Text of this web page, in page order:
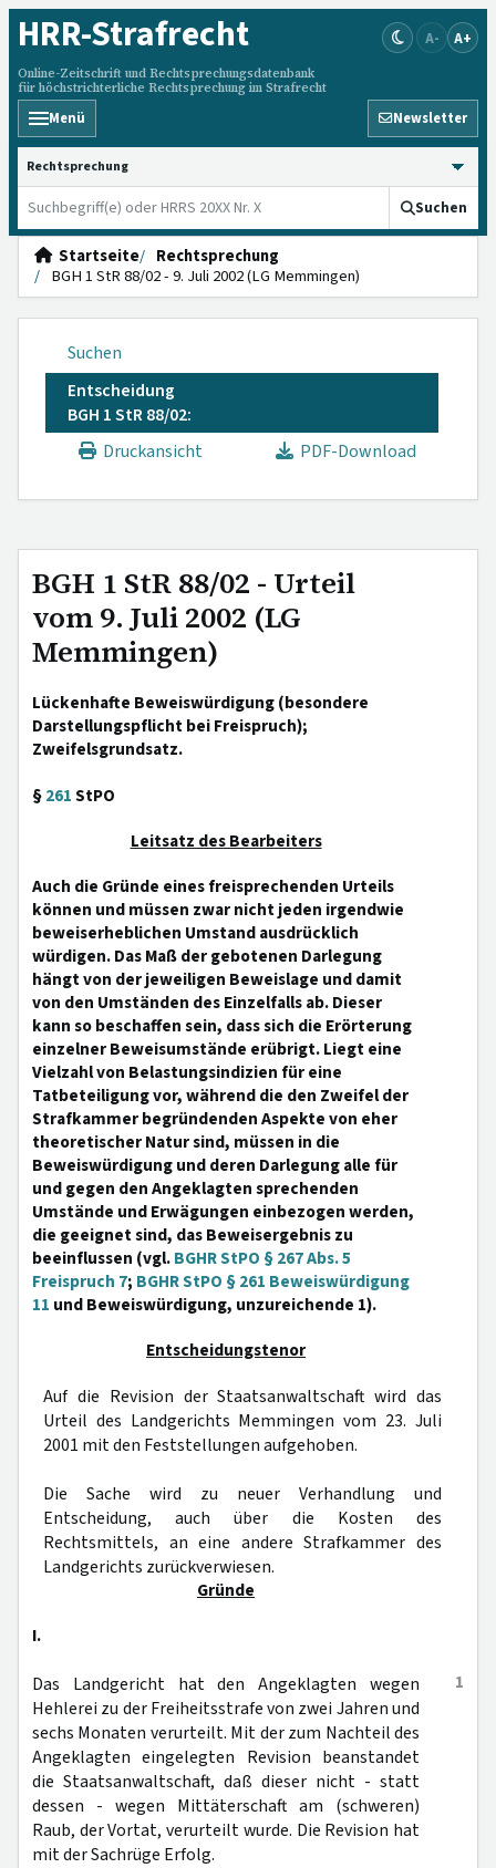
HRR-Strafrecht
Online-Zeitschrift und Rechtsprechungsdatenbank
für höchstrichterliche Rechtsprechung im Strafrecht
A- A+
Menü Newsletter
HRRS durchsuchen
Suchen
Startseite
Rechtsprechung
BGH 1 StR 88/02 - 9. Juli 2002 (LG Memmingen)
Suchen
Entscheidung
BGH 1 StR 88/02:
Druckansicht
PDF-Download
BGH 1 StR 88/02 - Urteil
vom 9. Juli 2002 (LG
Memmingen)
Lückenhafte Beweiswürdigung (besondere
Darstellungspflicht bei Freispruch);
Zweifelsgrundsatz.
§261StPO
Leitsatz des Bearbeiters
Auch die Gründe eines freisprechenden Urteils
können und müssen zwar nicht jeden irgendwie
beweiserheblichen Umstand ausdrücklich
würdigen. Das Maß der gebotenen Darlegung
hängt von der jeweiligen Beweislage und damit
von den Umständen des Einzelfalls ab. Dieser
kann so beschaffen sein, dass sich die Erörterung
einzelner Beweisumstände erübrigt. Liegt eine
Vielzahl von Belastungsindizien für eine
Tatbeteiligung vor, während die den Zweifel der
Strafkammer begründenden Aspekte von eher
theoretischer Natur sind, müssen in die
Beweiswürdigung und deren Darlegung alle für
und gegen den Angeklagten sprechenden
Umstände und Erwägungen einbezogen werden,
die geeignet sind, das Beweisergebnis zu
beeinflussen (vgl.BGHR StPO § 267 Abs. 5
Freispruch 7; BGHR StPO § 261 Beweiswürdigung
11 und Beweiswürdigung, unzureichende 1).
Entscheidungstenor
Auf die Revision der Staatsanwaltschaft wird das
Urteil des Landgerichts Memmingen vom 23. Juli
2001 mit den Feststellungen aufgehoben.
Die Sache wird zu neuer Verhandlung und
Entscheidung, auch über die Kosten des
Rechtsmittels, an eine andere Strafkammer des
Landgerichts zurückverwiesen.
Gründe
I.
1
Das Landgericht hat den Angeklagten wegen
Hehlerei zu der Freiheitsstrafe von zwei Jahren und
sechs Monaten verurteilt. Mit der zum Nachteil des
Angeklagten eingelegten Revision beanstandet
die Staatsanwaltschaft, daß dieser nicht - statt
dessen - wegen Mittäterschaft am (schweren)
Raub, der Vortat, verurteilt wurde. Die Revision hat
mit der Sachrüge Erfolg.